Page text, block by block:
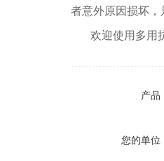
者意外原因损坏，
欢迎使用多用
产品
您的单位